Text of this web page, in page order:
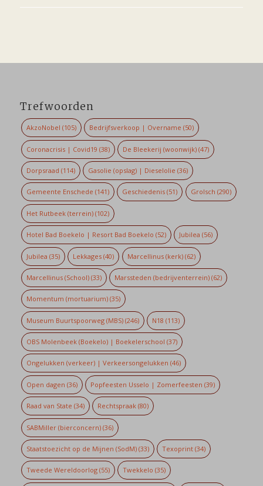
Trefwoorden
AkzoNobel (105) Bedrijfsverkoop | Overname (50)
Coronacrisis | Covid19 (38) De Bleekerij (woonwijk) (47)
Dorpsraad (114) Gasolie (opslag) | Dieselolie (36)
Gemeente Enschede (141) Geschiedenis (51) Grolsch (290)
Het Rutbeek (terrein)(102)
Hotel Bad Boekelo | Resort Bad Boekelo (52) Jubilea (56)
Jubilea (35) Lekkages (40) Marcellinus (kerk)(62)
Marcellinus (School)(33) Marssteden (bedrijventerrein) (62)
Momentum (mortuarium)(35)
Museum Buurtspoorweg (MBS)(246) N18 (113)
OBS Molenbeek (Boekelo) | Boekelerschool (37)
Ongelukken (verkeer) | Verkeersongelukken (46)
Open dagen (36) Popfeesten Usselo | Zomerfeesten (39)
Raad van State (34) Rechtspraak (80)
SABMiller (bierconcern)(36)
Staatstoezicht op de Mijnen (SodM)(33) Texoprint (34)
Tweede Wereldoorlog(55) Twekkelo (35)